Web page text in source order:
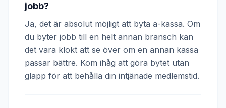
jobb?
Ja, det är absolut möjligt att byta a-kassa. Om
du byter jobb till en helt annan bransch kan
det vara klokt att se över om en annan kassa
passar bättre. Kom ihåg att göra bytet utan
glapp för att behålla din intjänade medlemstid.